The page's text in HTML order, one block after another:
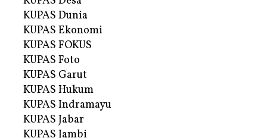
KUPAS Dunia
KUPAS Ekonomi
KUPAS FOKUS
KUPAS Foto
KUPAS Garut
KUPAS Hukum
KUPAS Indramayu
KUPAS Jabar
KUPAS Jambi